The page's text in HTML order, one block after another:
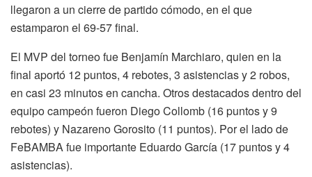
llegaron a un cierre de partido cómodo, en el que
estamparon el 69-57 final.
El MVP del torneo fue Benjamín Marchiaro, quien en la
final aportó 12 puntos, 4 rebotes, 3 asistencias y 2 robos,
en casi 23 minutos en cancha. Otros destacados dentro del
equipo campeón fueron Diego Collomb (16 puntos y 9
rebotes) y Nazareno Gorosito (11 puntos). Por el lado de
FeBAMBA fue importante Eduardo García (17 puntos y 4
asistencias).